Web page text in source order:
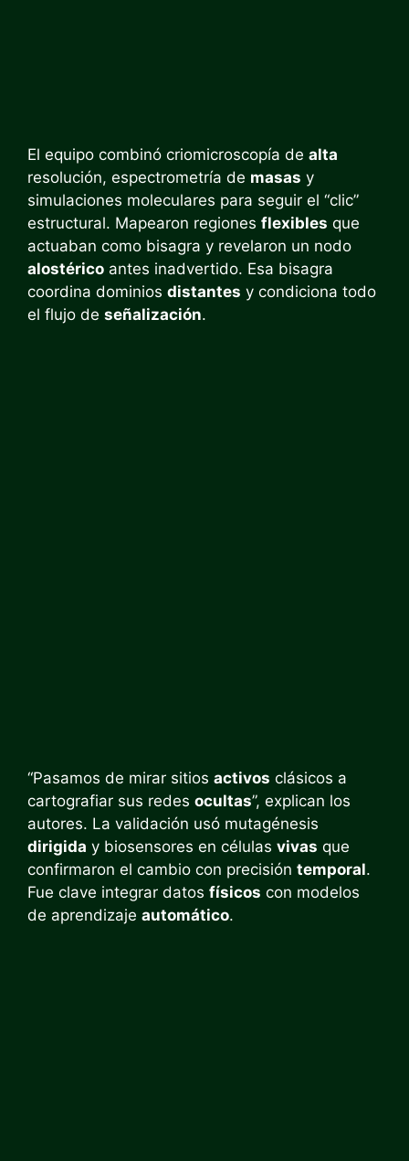
El equipo combinó criomicroscopía de alta
resolución, espectrometría de masas y
simulaciones moleculares para seguir el “clic”
estructural. Mapearon regiones flexibles que
actuaban como bisagra y revelaron un nodo
alostérico antes inadvertido. Esa bisagra
coordina dominios distantes y condiciona todo
el flujo de señalización.
“Pasamos de mirar sitios activos clásicos a
cartografiar sus redes ocultas”, explican los
autores. La validación usó mutagénesis
dirigida y biosensores en células vivas que
confirmaron el cambio con precisión temporal.
Fue clave integrar datos físicos con modelos
de aprendizaje automático.